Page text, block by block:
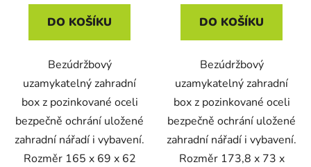
DO KOŠÍKU
Bezúdržbový
uzamykatelný zahradní
box z pozinkované oceli
bezpečně ochrání uložené
zahradní nářadí i vybavení.
Rozměr 165 x 69 x 62
DO KOŠÍKU
Bezúdržbový
uzamykatelný zahradní
box z pozinkované oceli
bezpečně ochrání uložené
zahradní nářadí i vybavení.
Rozměr 173,8 x 73 x